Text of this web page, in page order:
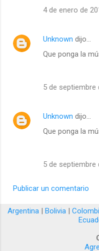
4 de enero de
Unknown dijo…
Que ponga la
5 de septiembre
Unknown dijo…
Que ponga la
5 de septiembre
Publicar un comentario
Argentina| Bolivia|